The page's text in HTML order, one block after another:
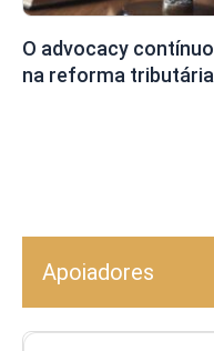
O advocacy contínuo
na reforma tributária
Apoiadores